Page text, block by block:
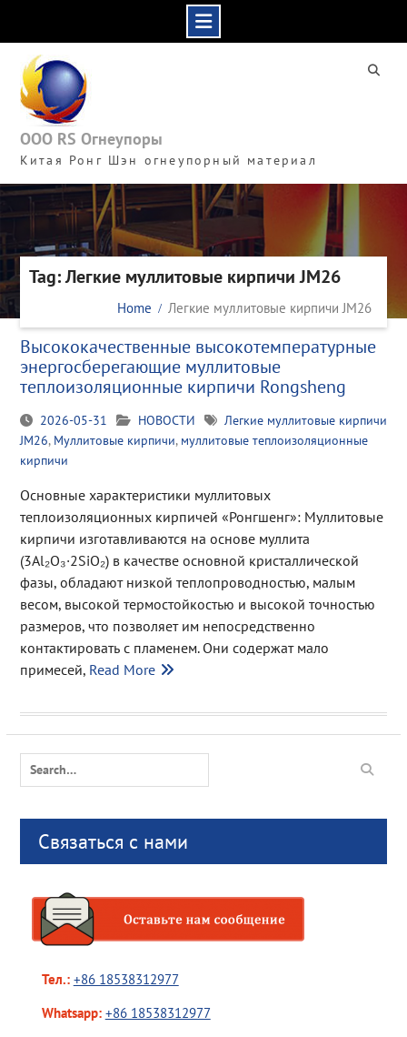
content
ООО RS Огнеупоры
Китая Ронг Шэн огнеупорный материал
Tag: Легкие муллитовые кирпичи JM26
Home Легкие муллитовые кирпичи JM26
Высококачественные высокотемпературные
энергосберегающие муллитовые
теплоизоляционные кирпичи Rongsheng
2026-05-31 НОВОСТИ
Легкие муллитовые кирпичи
JM26, Муллитовые кирпичи, муллитовые теплоизоляционные
кирпичи
Основные характеристики муллитовых
теплоизоляционных кирпичей «Ронгшенг»: Муллитовые
кирпичи изготавливаются на основе муллита
(3Al₂O₃·2SiO₂) в качестве основной кристаллической
фазы, обладают низкой теплопроводностью, малым
весом, высокой термостойкостью и высокой точностью
размеров, что позволяет им непосредственно
контактировать с пламенем. Они содержат мало
примесей, Read More
Search
for:
Связаться с нами
Тел.: +86 18538312977
Whatsapp: +86 18538312977